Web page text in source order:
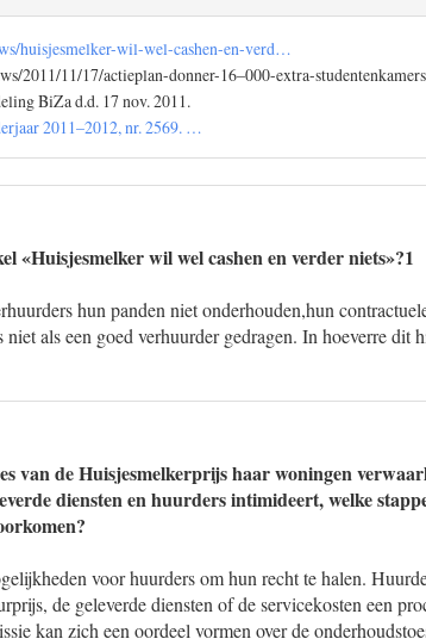
huisjesmelker-wil-wel-cashen-en-verd…
2011/11/17/actieplan-donner-16–000-extra-
BiZa d.d. 17 nov. 2011.
2011–2012, nr. 2569. …
«Huisjesmelker wil wel cashen en verder niets»?1
hun panden niet onderhouden,hun
als een goed verhuurder gedragen. In hoeverre dit
van de Huisjesmelkerprijs haar woningen
diensten en huurders intimideert, welke
voor huurders om hun recht te halen.
de geleverde diensten of de servicekosten een
kan zich een oordeel vormen over de